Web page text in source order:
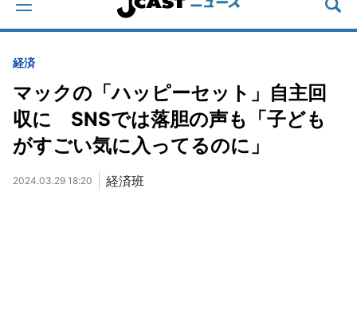
経済
マックの「ハッピーセット」自主回
収に SNSでは落胆の声も「子ども
がすごい気に入ってるのに」
2024.03.29 18:20 経済班